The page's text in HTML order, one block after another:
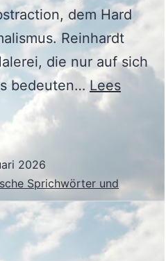
dem Hard
Reinhardt
die nur auf sich
bedeuten…Lees
2026
Sprichwörter und